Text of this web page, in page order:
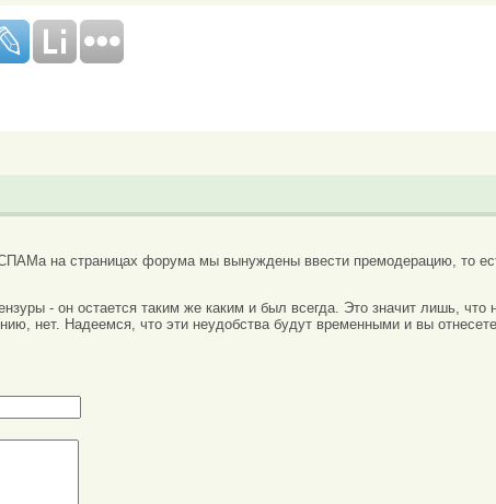
на страницах форума мы вынуждены ввести премодерацию, то
- он остается таким же каким и был всегда. Это значит лишь,
нет. Надеемся, что эти неудобства будут временными и вы